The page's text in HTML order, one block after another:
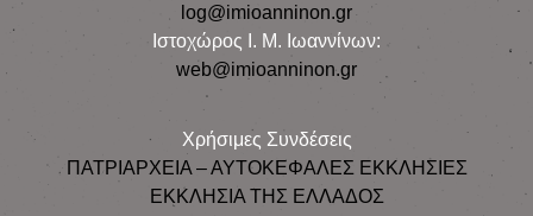
log@imioanninon.gr
Ιστοχώρος Ι. Μ. Ιωαννίνων:
web@imioanninon.gr
Χρήσιμες Συνδέσεις
ΠΑΤΡΙΑΡΧΕΙΑ – ΑΥΤΟΚΕΦΑΛΕΣ ΕΚΚΛΗΣΙΕΣ
ΕΚΚΛΗΣΙΑ ΤΗΣ ΕΛΛΑΔΟΣ